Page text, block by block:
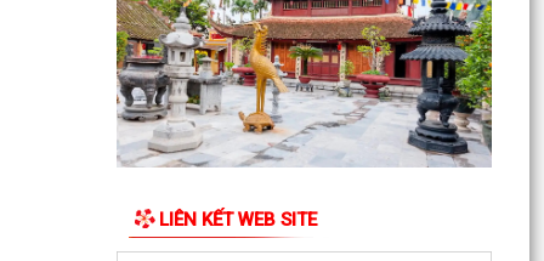
dịch Giờ...
Toàn văn chương trình hành động của đồng chí
Phạm Thành Trung - Phó Bí thư Đảng ủy, Chủ
tịch Ủy ban...
nhân...LIÊN KẾT WEB SITE